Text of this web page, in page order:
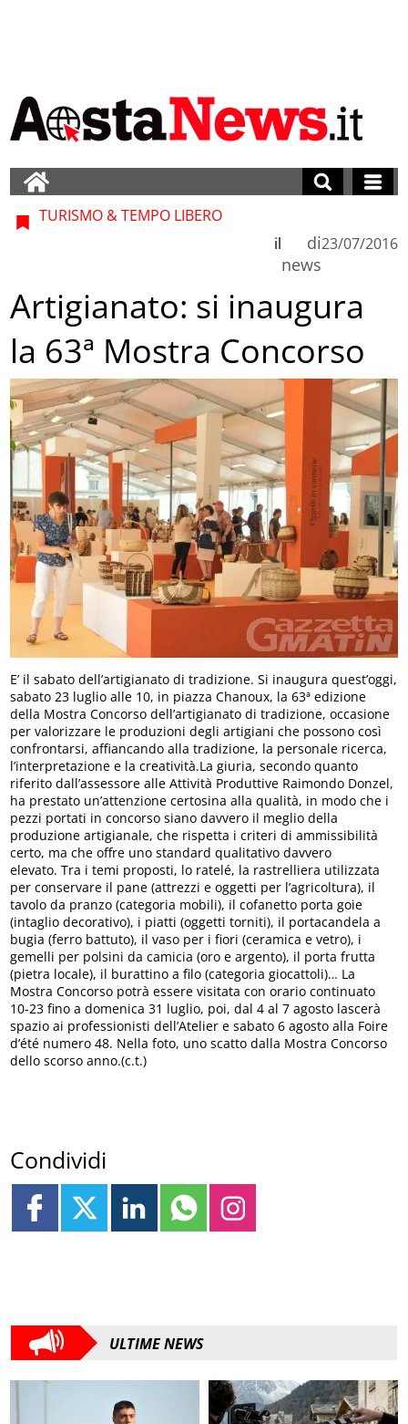
TURISMO & TEMPO LIBERO
di
news
il 23/07/2016
Artigianato: si inaugura
la 63ª Mostra Concorso
E’ il sabato dell’artigianato di tradizione. Si inaugura quest’oggi,
sabato 23 luglio alle 10, in piazza Chanoux, la 63ª edizione
della Mostra Concorso dell’artigianato di tradizione, occasione
per valorizzare le produzioni degli artigiani che possono così
confrontarsi, affiancando alla tradizione, la personale ricerca,
l’interpretazione e la creatività.La giuria, secondo quanto
riferito dall’assessore alle Attività Produttive Raimondo Donzel,
ha prestato un’attenzione certosina alla qualità, in modo che i
pezzi portati in concorso siano davvero il meglio della
produzione artigianale, che rispetta i criteri di ammissibilità
certo, ma che offre uno standard qualitativo davvero
elevato. Tra i temi proposti, lo ratelé, la rastrelliera utilizzata
per conservare il pane (attrezzi e oggetti per l’agricoltura), il
tavolo da pranzo (categoria mobili), il cofanetto porta goie
(intaglio decorativo), i piatti (oggetti torniti), il portacandela a
bugia (ferro battuto), il vaso per i fiori (ceramica e vetro), i
gemelli per polsini da camicia (oro e argento), il porta frutta
(pietra locale), il burattino a filo (categoria giocattoli)… La
Mostra Concorso potrà essere visitata con orario continuato
10-23 fino a domenica 31 luglio, poi, dal 4 al 7 agosto lascerà
spazio ai professionisti dell’Atelier e sabato 6 agosto alla Foire
d’été numero 48. Nella foto, uno scatto dalla Mostra Concorso
dello scorso anno.(c.t.)
Condividi
ULTIME NEWS